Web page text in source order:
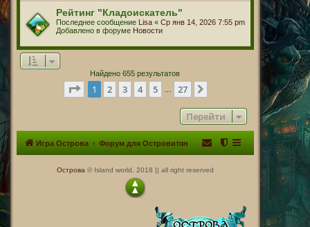
Рейтинг "Кладоискатель"
Последнее сообщение Lisa « Ср янв 14, 2026 7:55 pm
Добавлено в форуме Новости
Найдено 655 результатов
Страница из 27
1 2 3 4 5 27
Перейти
Игра Острова Форум для Островитян
Острова © Island world, 2018 || all right reserved